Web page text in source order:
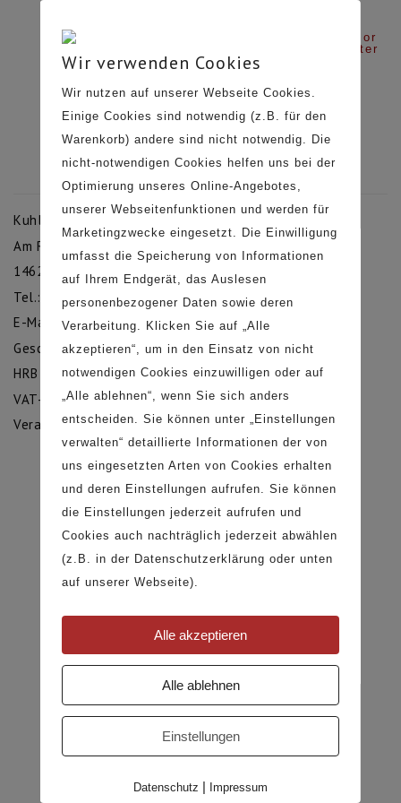
Login or
Register
Impressum
Kuhl Möbelwerkstatt GmbH
Am Rosengarten 7b
14621 Schönwalde-Glien
Tel.: 033231 / 62704
E-Mail: info@kuhl-moebel.de
Geschäftsführer: Tischlermeister Christian Kuhl
HRB 25463 Amtsgericht Potsdam
VAT-ID: DE 284 228 826
Verantwortlicher gemäß § 6 MdSTV: Christian Kuhl
KUNDENSERVICE
Kontakt
Telefon 033231 627 04
PROFESSIONALS
Bilddatenbank / Texte
Press Kit
LEGALS
Impressum
Widerrufsrecht
Datenschutz
SOCIAL MEDIA
Facebook
© Copyright 2026 · Kuhl Möbelwerkstatt GmbH
Wir verwenden Cookies
Wir nutzen auf unserer Webseite Cookies.
Einige Cookies sind notwendig (z.B. für den
Warenkorb) andere sind nicht notwendig. Die
nicht-notwendigen Cookies helfen uns bei der
Optimierung unseres Online-Angebotes,
unserer Webseitenfunktionen und werden für
Marketingzwecke eingesetzt. Die Einwilligung
umfasst die Speicherung von Informationen
auf Ihrem Endgerät, das Auslesen
personenbezogener Daten sowie deren
Verarbeitung. Klicken Sie auf „Alle
akzeptieren“, um in den Einsatz von nicht
notwendigen Cookies einzuwilligen oder auf
„Alle ablehnen“, wenn Sie sich anders
entscheiden. Sie können unter „Einstellungen
verwalten“ detaillierte Informationen der von
uns eingesetzten Arten von Cookies erhalten
und deren Einstellungen aufrufen. Sie können
die Einstellungen jederzeit aufrufen und
Cookies auch nachträglich jederzeit abwählen
(z.B. in der Datenschutzerklärung oder unten
auf unserer Webseite).
Alle akzeptieren
Alle ablehnen
Einstellungen
Datenschutz | Impressum